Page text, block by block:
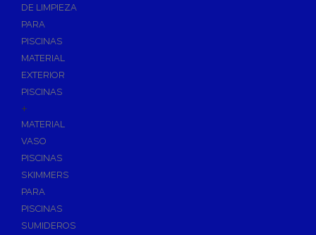
DE LIMPIEZA
PARA
PISCINAS
MATERIAL
EXTERIOR
PISCINAS
+
MATERIAL
VASO
PISCINAS
SKIMMERS
PARA
PISCINAS
SUMIDEROS